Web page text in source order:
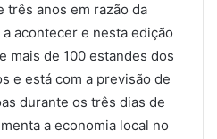
três anos em razão da
acontecer e nesta edição
mais de 100 estandes dos
e está com a previsão de
durante os três dias de
a economia local no